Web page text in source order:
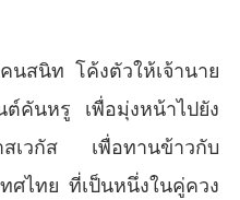
สนิท โค้งตัวให้เจ้านาย
คันหรู เพื่อมุ่งหน้าไปยัง
สเวกัส เพื่อทานข้าวกับ
ศไทย ที่เป็นหนึ่งในคู่ควง